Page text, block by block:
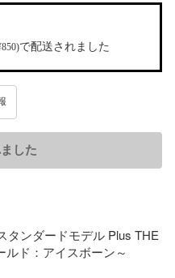
で配送されました
した
タンダードモデル Plus THE
ド：アイスボーン～